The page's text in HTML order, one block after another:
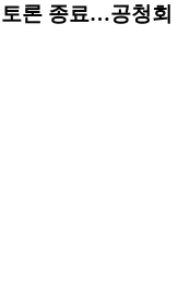
론 종료…공청회